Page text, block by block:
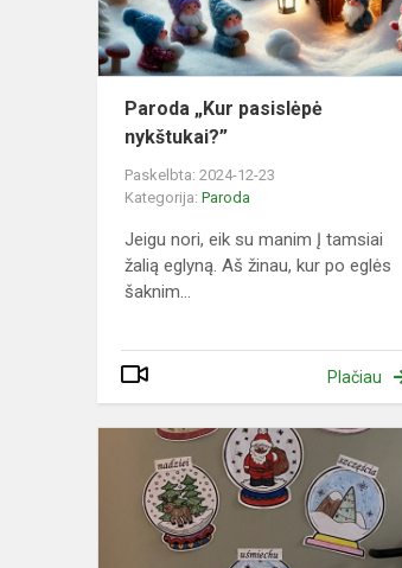
Paroda „Kur pasislėpė
nykštukai?”
Paskelbta: 2024-12-23
Kategorija: Paroda
Jeigu nori, eik su manim Į tamsiai
žalią eglyną. Aš žinau, kur po eglės
šaknim...
Plačiau